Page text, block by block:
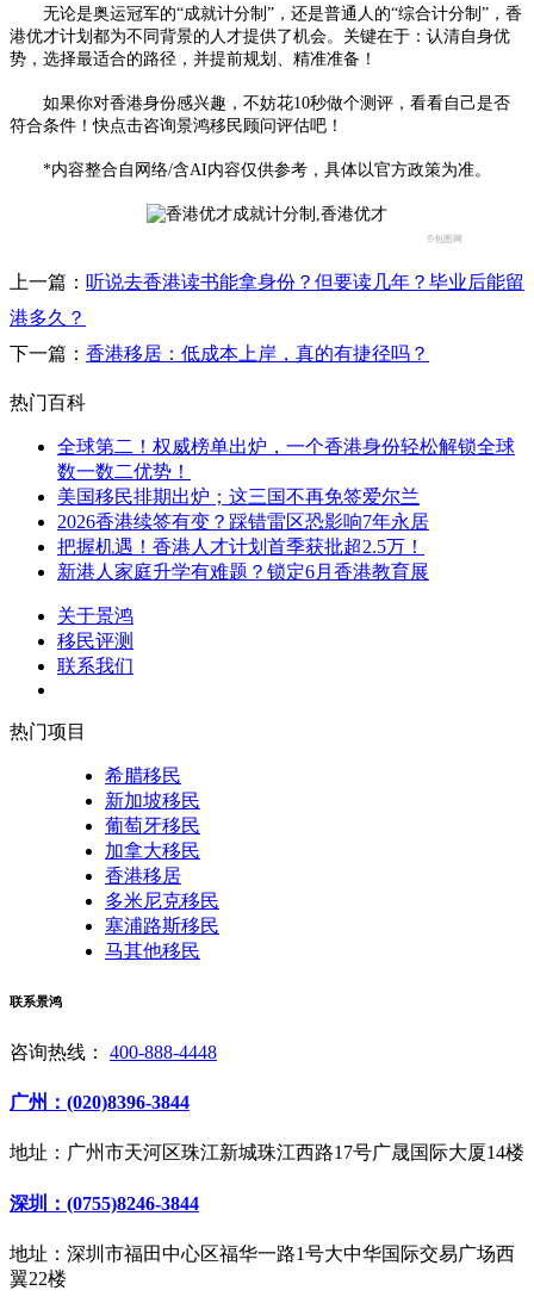
无论是奥运冠军的“成就计分制”，还是普通人的“综合计分制”，香
港优才计划都为不同背景的人才提供了机会。关键在于：认清自身优
势，选择最适合的路径，并提前规划、精准准备！
如果你对香港身份感兴趣，不妨花10秒做个测评，看看自己是否
符合条件！快点击咨询景鸿移民顾问评估吧！
*内容整合自网络/含AI内容仅供参考，具体以官方政策为准。
©包图网
上一篇： 听说去香港读书能拿身份？但要读几年？毕业后能留
港多久？
下一篇： 香港移居：低成本上岸，真的有捷径吗？
热门百科
全球第二！权威榜单出炉，一个香港身份轻松解锁全球
数一数二优势！
美国移民排期出炉；这三国不再免签爱尔兰
2026香港续签有变？踩错雷区恐影响7年永居
把握机遇！香港人才计划首季获批超2.5万！
新港人家庭升学有难题？锁定6月香港教育展
关于景鸿
移民评测
联系我们
热门项目
希腊移民
新加坡移民
葡萄牙移民
加拿大移民
香港移居
多米尼克移民
塞浦路斯移民
马其他移民
联系景鸿
咨询热线： 400-888-4448
广州：(020)8396-3844
地址：广州市天河区珠江新城珠江西路17号广晟国际大厦14楼
深圳：(0755)8246-3844
地址：深圳市福田中心区福华一路1号大中华国际交易广场西
翼22楼